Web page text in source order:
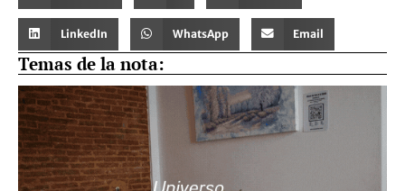
LinkedIn WhatsApp Email
Temas de la nota: